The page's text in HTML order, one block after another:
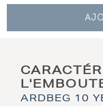
ARDBEG 10